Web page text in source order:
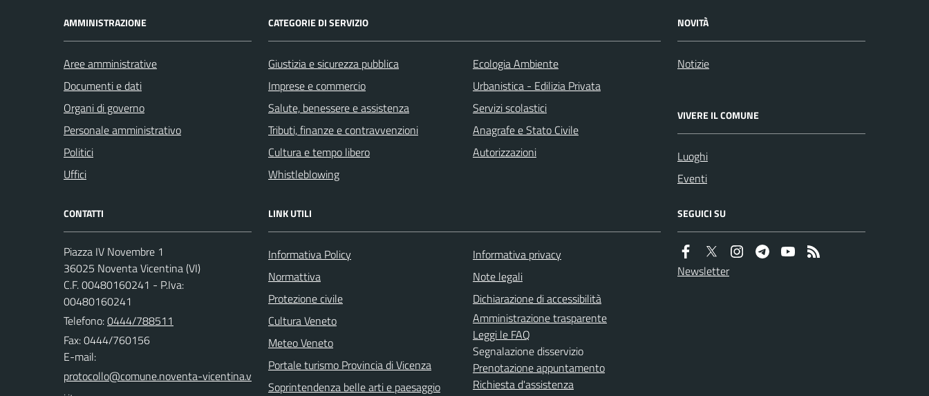
AMMINISTRAZIONE
Aree amministrative
Documenti e dati
Organi di governo
Personale amministrativo
Politici
Uffici
CATEGORIE DI SERVIZIO
Giustizia e sicurezza pubblica
Imprese e commercio
Salute, benessere e assistenza
Tributi, finanze e contravvenzioni
Cultura e tempo libero
Whistleblowing
Ecologia Ambiente
Urbanistica - Edilizia Privata
Servizi scolastici
Anagrafe e Stato Civile
Autorizzazioni
NOVITÀ
Notizie
VIVERE IL COMUNE
Luoghi
Eventi
CONTATTI
Piazza IV Novembre 1
36025 Noventa Vicentina (VI)
C.F. 00480160241 - P.Iva:
00480160241
Telefono:0444/788511
Fax: 0444/760156
E-mail:
LINK UTILI
Informativa Policy
Normattiva
Protezione civile
Cultura Veneto
Meteo Veneto
Portale turismo Provincia di Vicenza
Soprintendenza belle arti e paesaggio
Informativa privacy
Note legali
Dichiarazione di accessibilità
Amministrazione trasparente
Leggi le FAQ
Segnalazione disservizio
Prenotazione appuntamento
Richiesta d'assistenza
SEGUICI SU
Newsletter